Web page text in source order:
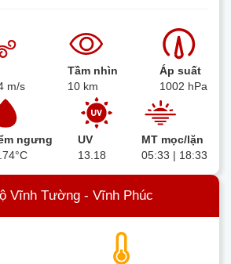
m/s
Tầm nhìn
10 km
Áp suất
1002 hPa
ngưng
UV
13.18
MT mọc/lặn
05:33 | 18:33
Vĩnh Tường - Vĩnh Phúc